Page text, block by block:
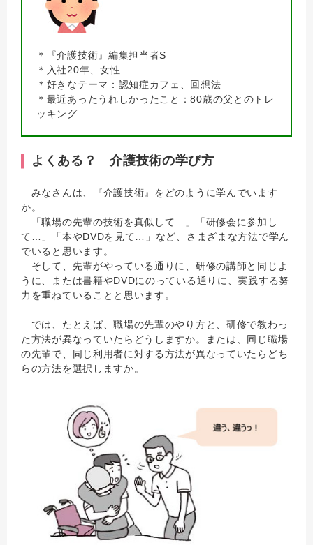
＊『介護技術』編集担当者S
＊入社20年、女性
＊好きなテーマ：認知症カフェ、回想法
＊最近あったうれしかったこと：80歳の父とのトレ
ッキング
よくある？ 介護技術の学び方
みなさんは、『介護技術』をどのように学んでいます
か。
「職場の先輩の技術を真似して…」「研修会に参加し
て…」「本やDVDを見て…」など、さまざまな方法で学ん
でいると思います。
そして、先輩がやっている通りに、研修の講師と同じよ
うに、または書籍やDVDにのっている通りに、実践する努
力を重ねていることと思います。
では、たとえば、職場の先輩のやり方と、研修で教わっ
た方法が異なっていたらどうしますか。または、同じ職場
の先輩で、同じ利用者に対する方法が異なっていたらどち
らの方法を選択しますか。